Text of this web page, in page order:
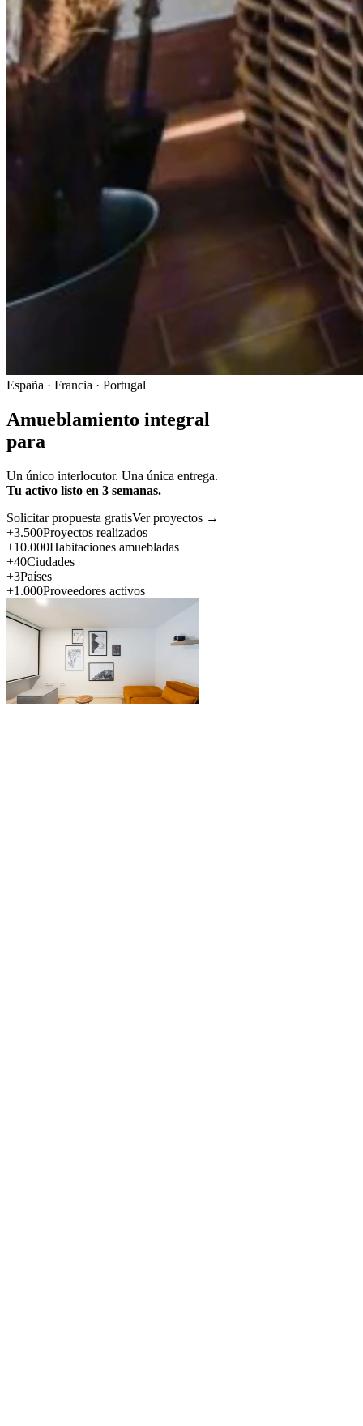
España · Francia · Portugal
Amueblamiento integral
para
Un único interlocutor. Una única entrega.
Tu activo listo en 3 semanas.
Solicitar propuesta gratisVer proyectos →
+3.500Proyectos realizados
+10.000Habitaciones amuebladas
+40Ciudades
+3Países
+1.000Proveedores activos